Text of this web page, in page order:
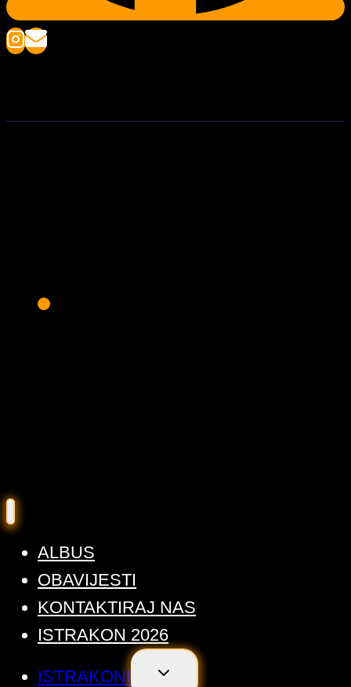
ALBUS
OBAVIJESTI
KONTAKTIRAJ NAS
ISTRAKON 2026
ISTRAKONI TOGGLE
CHILD